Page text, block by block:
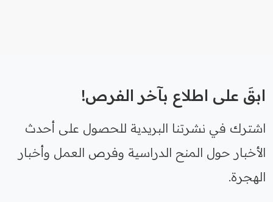
ابقَ على اطلاع بآخر الفرص!
اشترك في نشرتنا البريدية للحصول على أحدث
الأخبار حول المنح الدراسية وفرص العمل وأخبار
الهجرة.